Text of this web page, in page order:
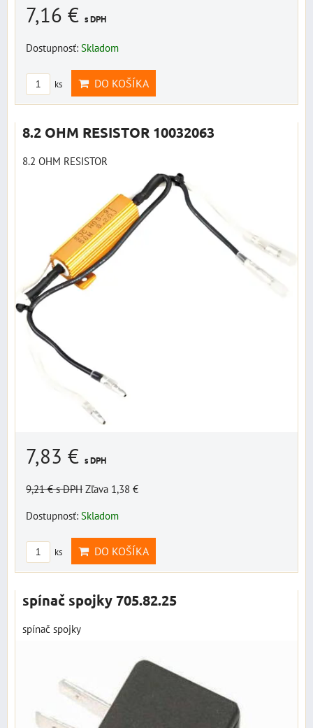
7,16 € s DPH
Dostupnosť: Skladom
ks DO KOŠÍKA
8.2 OHM RESISTOR 10032063
8.2 OHM RESISTOR
7,83 € s DPH
9,21 €s DPH Zľava 1,38 €
Dostupnosť: Skladom
ks DO KOŠÍKA
spínač spojky 705.82.25
spínač spojky